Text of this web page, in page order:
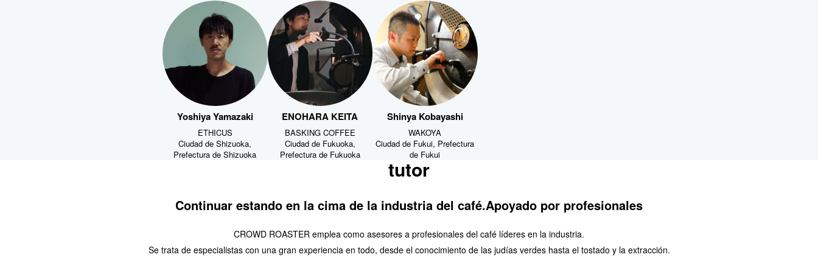
Yoshiya Yamazaki
ETHICUS
Ciudad de Shizuoka,
Prefectura de Shizuoka
ENOHARA KEITA
BASKING COFFEE
Ciudad de Fukuoka,
Prefectura de Fukuoka
Shinya Kobayashi
WAKOYA
Ciudad de Fukui, Prefectura
de Fukui
tutor
Continuar estando en la cima de la industria del café. Apoyado por profesionales
CROWD ROASTER emplea como asesores a profesionales del café líderes en la industria.
Se trata de especialistas con una gran experiencia en todo, desde el conocimiento de las judías verdes hasta el tostado y la extracción.